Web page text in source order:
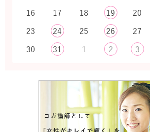
16
17 18 19 20
23
24 25 26 27
30
31 1 2 3